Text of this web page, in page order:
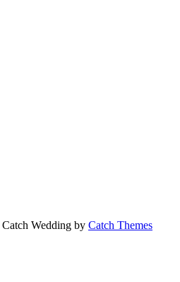
Catch Wedding by Catch Themes